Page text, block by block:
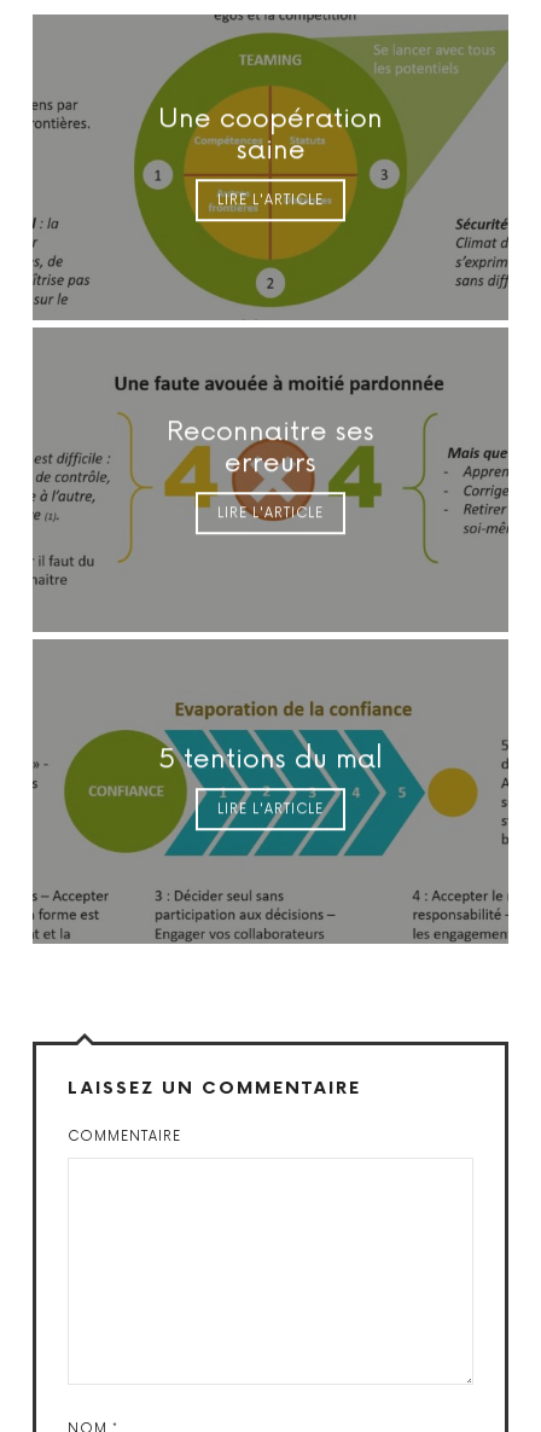
Une coopération
saine
LIRE L'ARTICLE
Reconnaitre ses
erreurs
LIRE L'ARTICLE
5 tentions du mal
LIRE L'ARTICLE
LAISSEZ UN COMMENTAIRE
COMMENTAIRE